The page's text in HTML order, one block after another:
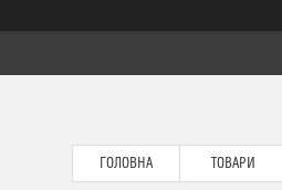
ГОЛОВНА ТОВАРИ